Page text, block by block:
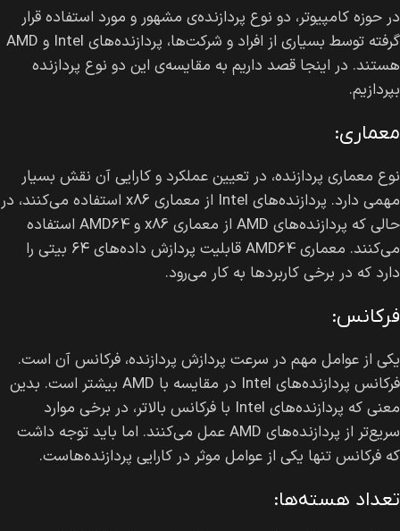
در حوزه کامپیوتر، دو نوع پردازنده‌ی مشهور و مورد استفاده قرار
گرفته توسط بسیاری از افراد و شرکت‌ها، پردازنده‌های Intel و AMD
هستند. در اینجا قصد داریم به مقایسه‌ی این دو نوع پردازنده
بپردازیم.
معماری:
نوع معماری پردازنده، در تعیین عملکرد و کارایی آن نقش بسیار
مهمی دارد. پردازنده‌های Intel از معماری x86 استفاده می‌کنند، در
حالی که پردازنده‌های AMD از معماری x86 و AMD64 استفاده
می‌کنند. معماری AMD64 قابلیت پردازش داده‌های ۶۴ بیتی را
دارد که در برخی کاربردها به کار می‌رود.
فرکانس:
یکی از عوامل مهم در سرعت پردازش پردازنده، فرکانس آن است.
فرکانس پردازنده‌های Intel در مقایسه با AMD بیشتر است. بدین
معنی که پردازنده‌های Intel با فرکانس بالاتر، در برخی موارد
سریع‌تر از پردازنده‌های AMD عمل می‌کنند. اما باید توجه داشت
که فرکانس تنها یکی از عوامل موثر در کارایی پردازنده‌هاست.
تعداد هسته‌ها: